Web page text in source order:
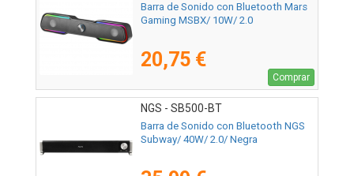
Barra de Sonido con Bluetooth Mars
Gaming MSBX/ 10W/ 2.0
20,75 €
Comprar
NGS - SB500-BT
Barra de Sonido con Bluetooth NGS
Subway/ 40W/ 2.0/ Negra